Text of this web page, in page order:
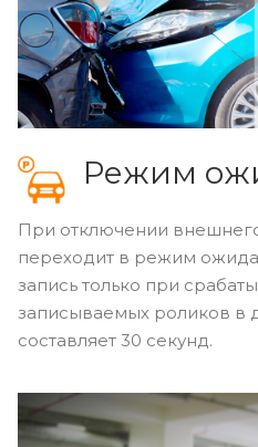
Режим
При отключении
переходит в режим
запись только при
записываемых роликов в
составляет 30 секунд.